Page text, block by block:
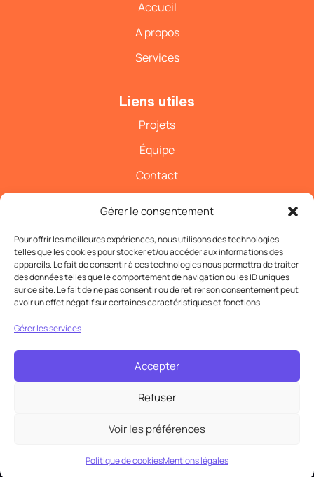
Gérer le consentement
Pour offrir les meilleures expériences, nous utilisons des technologies
telles que les cookies pour stocker et/ou accéder aux informations des
appareils. Le fait de consentir à ces technologies nous permettra de traiter
des données telles que le comportement de navigation ou les ID uniques
sur ce site. Le fait de ne pas consentir ou de retirer son consentement peut
avoir un effet négatif sur certaines caractéristiques et fonctions.
Gérer les services
Accepter
Refuser
Voir les préférences
Politique de cookiesMentions légales
Accueil
A propos
Services
Liens utiles
Projets
Équipe
Contact
Suivez-nous
Copyright © 2026 Tous droits réservés | Création :
Webbeez